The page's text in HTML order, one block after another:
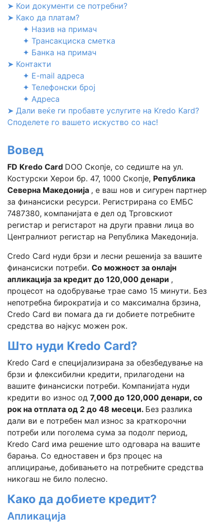
➤ Кои документи се потребни?
➤ Како да платам?
✦ Назив на примач
✦ Трансакциска сметка
✦ Банка на примач
➤ Контакти
✦ E-mail адреса
✦ Телефонски број
✦ Адреса
➤ Дали веќе ги пробавте услугите на Kredo Kard?
Споделете го вашето искуство со нас!
Вовед
FD Kredo Card DOO Скопје, со седиште на ул.
Костурски Херои бр. 47, 1000 Скопје, Република
Северна Македонија , е ваш нов и сигурен партнер
за финансиски ресурси. Регистрирана со ЕМБС
7487380, компанијата е дел од Трговскиот
регистар и регистарот на други правни лица во
Централниот регистар на Република Македонија.
Credo Card нуди брзи и лесни решенија за вашите
финансиски потреби. Со можност за онлајн
апликација за кредит до 120,000 денари ,
процесот на одобрување трае само 15 минути. Без
непотребна бирократија и со максимална брзина,
Credo Card ви помага да ги добиете потребните
средства во најкус можен рок.
Што нуди Kredo Card?
Kredo Card е специјализирана за обезбедување на
брзи и флексибилни кредити, прилагодени на
вашите финансиски потреби. Компанијата нуди
кредити во износ од 7,000 до 120,000 денари, со
рок на отплата од 2 до 48 месеци. Без разлика
дали ви е потребен мал износ за краткорочни
потреби или поголема сума за подолг период,
Kredo Card има решение што одговара на вашите
барања. Со едноставен и брз процес на
аплицирање, добивањето на потребните средства
никогаш не било полесно.
Како да добиете кредит?
Апликација